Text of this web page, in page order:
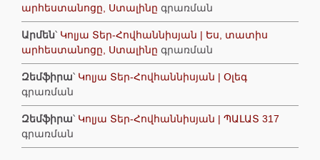
արհեստանոցը, Ստալինը գրառման
Արմեն՝ Կոլյա Տեր-Հովհաննիսյան | Ես, տատիս
արհեստանոցը, Ստալինը գրառման
Զեմֆիրա՝ Կոլյա Տեր-Հովհաննիսյան | Օլեգ
գրառման
Զեմֆիրա՝ Կոլյա Տեր-Հովհաննիսյան | ՊԱԼԱՏ 317
գրառման